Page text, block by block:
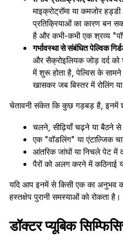
माइक्रोट्रॉमा या कमजोर
प्रतिक्रियाओं का कारण बन
है और कभी-कभी एक श्रव्य
गर्भावस्था से संबंधित पेल्विक
और सैक्रोइलियक जोड़ दर्द को
में शुरू होता है, पेल्विस के
खासकर जब बिस्तर में रोलिंग
चेतावनी संकेत कि कुछ गड़बड़ है, इनमें
चलने, सीढ़ियाँ चढ़ने या बैठने से
एक "वॉडलिंग" या एंटाल्जिक
आंतरिक जांघों या निचले पेट में
पैरों को अलग करने में कठिनाई
यदि आप इनमें से किसी एक का अनुभव
हस्तक्षेप पुरानी समस्याओं को रोकता है।
डॉक्टर प्यूबिक